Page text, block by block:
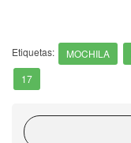
Etiquetas: MOCHILA
17